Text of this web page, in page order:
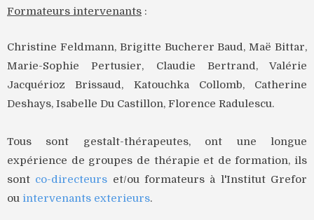
Formateurs intervenants :
Christine Feldmann, Brigitte Bucherer Baud, Maë Bittar,
Marie-Sophie Pertusier, Claudie Bertrand, Valérie
Jacquérioz Brissaud, Katouchka Collomb, Catherine
Deshays, Isabelle Du Castillon, Florence Radulescu.
Tous sont gestalt-thérapeutes, ont une longue
expérience de groupes de thérapie et de formation, ils
sont co-directeurs et/ou formateurs à l'Institut Grefor
ou intervenants exterieurs.